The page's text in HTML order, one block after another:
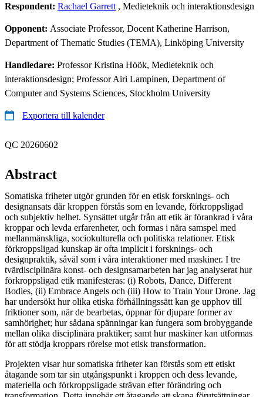
Respondent: Rachael Garrett , Medieteknik och interaktionsdesign
Opponent: Associate Professor, Docent Katherine Harrison,
Department of Thematic Studies (TEMA), Linköping University
Handledare: Professor Kristina Höök, Medieteknik och
interaktionsdesign; Professor Airi Lampinen, Department of
Computer and Systems Sciences, Stockholm University
Exportera till kalender
QC 20260602
Abstract
Somatiska friheter utgör grunden för en etisk forsknings- och
designansats där kroppen förstås som en levande, förkroppsligad
och subjektiv helhet. Synsättet utgår från att etik är förankrad i våra
kroppar och levda erfarenheter, och formas i nära samspel med
mellanmänskliga, sociokulturella och politiska relationer. Etisk
förkroppsligad kunskap är ofta implicit i forsknings- och
designpraktik, såväl som i våra interaktioner med maskiner. I tre
tvärdisciplinära konst- och designsamarbeten har jag analyserat hur
förkroppsligad etik manifesteras: (i) Robots, Dance, Different
Bodies, (ii) Embrace Angels och (iii) How to Train Your Drone. Jag
har undersökt hur olika etiska förhållningssätt kan ge upphov till
friktioner som, när de bearbetas, öppnar för djupare former av
samhörighet; hur sådana spänningar kan fungera som brobyggande
mellan olika disciplinära praktiker; samt hur maskiner kan utformas
för att stödja kroppars rörelse mot etisk transformation.
Projekten visar hur somatiska friheter kan förstås som ett etiskt
åtagande som tar sin utgångspunkt i kroppen och dess levande,
materiella och förkroppsligade strävan efter förändring och